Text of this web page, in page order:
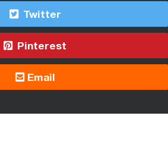
Twitter
Pinterest
Email